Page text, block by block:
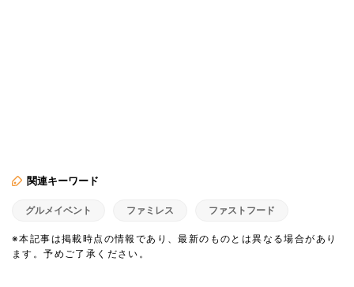
関連キーワード
グルメイベント ファミレス ファストフード
※本記事は掲載時点の情報であり、最新のものとは異なる場合があり
ます。予めご了承ください。